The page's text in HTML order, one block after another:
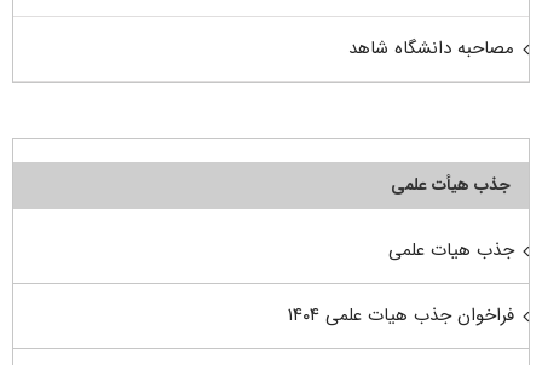
مصاحبه دانشگاه شاهد
جذب هیأت علمی
جذب هیات علمی
فراخوان جذب هیات علمی ۱۴۰۴